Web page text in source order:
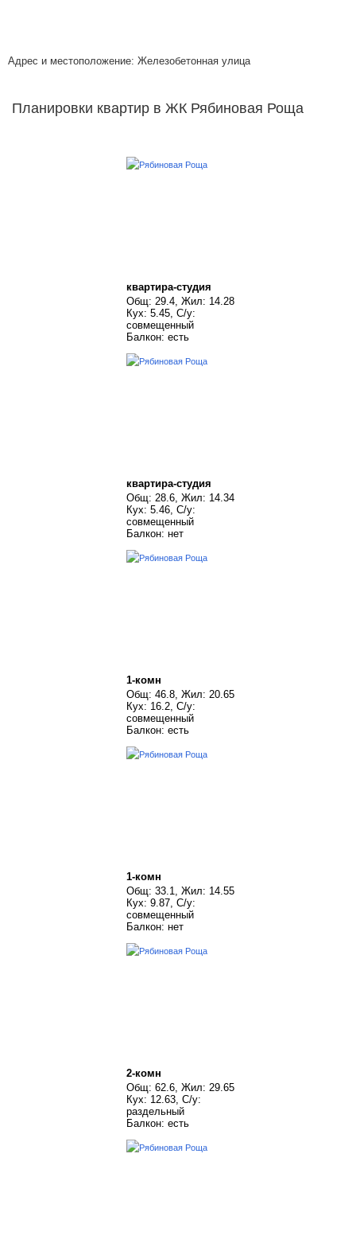
Адрес и местоположение: Железобетонная улица
Планировки квартир в ЖК Рябиновая Роща
квартира-студия
Общ: 29.4, Жил: 14.28
Кух: 5.45, С/у:
совмещенный
Балкон: есть
квартира-студия
Общ: 28.6, Жил: 14.34
Кух: 5.46, С/у:
совмещенный
Балкон: нет
1-комн
Общ: 46.8, Жил: 20.65
Кух: 16.2, С/у:
совмещенный
Балкон: есть
1-комн
Общ: 33.1, Жил: 14.55
Кух: 9.87, С/у:
совмещенный
Балкон: нет
2-комн
Общ: 62.6, Жил: 29.65
Кух: 12.63, С/у:
раздельный
Балкон: есть